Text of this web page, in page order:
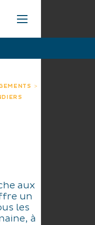
aux
un
les
à